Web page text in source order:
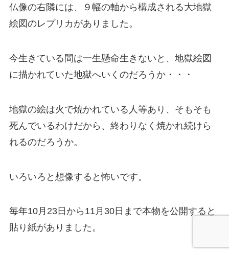
仏像の右隣には、９幅の軸から構成される大地獄
絵図のレプリカがありました。
今生きている間は一生懸命生きないと、地獄絵図
に描かれていた地獄へいくのだろうか・・・
地獄の絵は火で焼かれている人等あり、そもそも
死んでいるわけだから、終わりなく焼かれ続けら
れるのだろうか。
いろいろと想像すると怖いです。
毎年10月23日から11月30日まで本物を公開すると
貼り紙がありました。